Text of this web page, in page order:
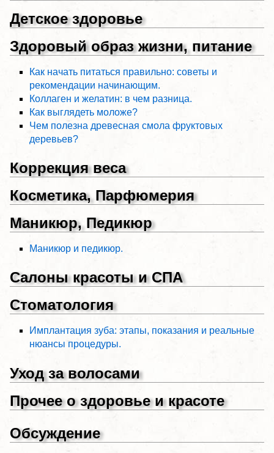
Детское здоровье
Здоровый образ жизни, питание
Как начать питаться правильно: советы и
рекомендации начинающим.
Коллаген и желатин: в чем разница.
Как выглядеть моложе?
Чем полезна древесная смола фруктовых
деревьев?
Коррекция веса
Косметика, Парфюмерия
Маникюр, Педикюр
Маникюр и педикюр.
Салоны красоты и СПА
Стоматология
Имплантация зуба: этапы, показания и реальные
нюансы процедуры.
Уход за волосами
Прочее о здоровье и красоте
Обсуждение